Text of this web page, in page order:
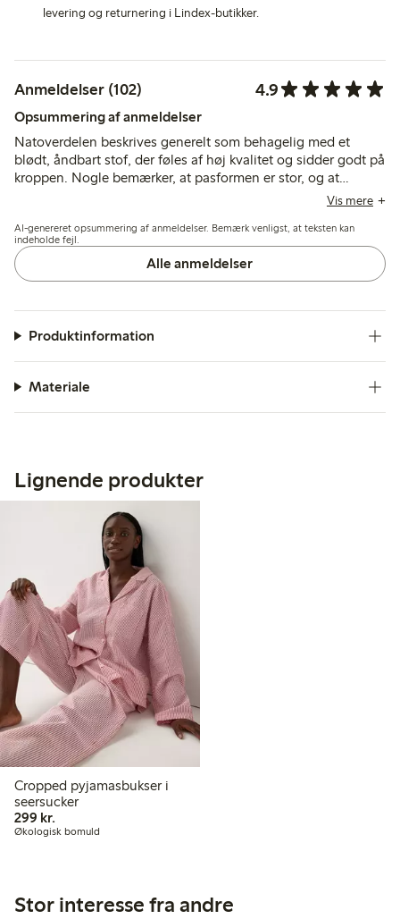
levering og returnering i Lindex-butikker.
Anmeldelser (102) 4.9
Opsummering af anmeldelser
Natoverdelen beskrives generelt som behagelig med et
blødt, åndbart stof, der føles af høj kvalitet og sidder godt på
kroppen. Nogle bemærker, at pasformen er stor, og at
ærmerne kan være korte for højere kunder, mens enkelte
Vis mere
AI-genereret opsummering af anmeldelser. Bemærk venligst, at teksten kan
indeholde fejl.
Alle anmeldelser
Produktinformation
Materiale
Lignende produkter
Cropped pyjamasbukser i
seersucker
299 kr.
Økologisk bomuld
Stor interesse fra andre